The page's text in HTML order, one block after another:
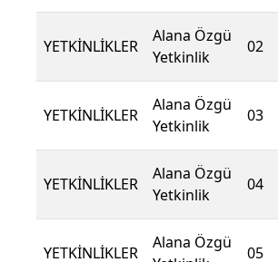
YETKİNLİKLER
Alana Özgü
Yetkinlik
02
YETKİNLİKLER
Alana Özgü
Yetkinlik
03
YETKİNLİKLER
Alana Özgü
Yetkinlik
04
YETKİNLİKLER
Alana Özgü
05